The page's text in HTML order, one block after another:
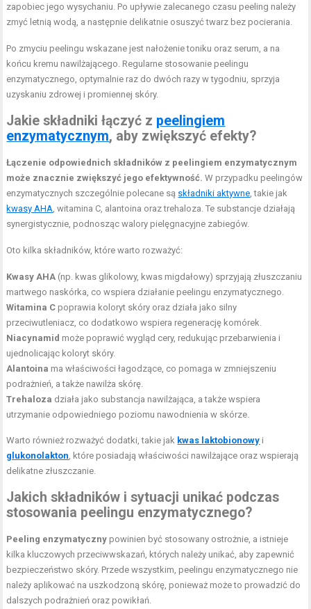
zapobiec jego wysychaniu. Po upływie zalecanego czasu peeling należy
zmyć letnią wodą, a następnie delikatnie osuszyć twarz bez pocierania.
Po zmyciu peelingu wskazane jest nałożenie toniku oraz serum, a na
końcu kremu nawilżającego. Regularne stosowanie peelingu
enzymatycznego, optymalnie raz do dwóch razy w tygodniu, sprzyja
uzyskaniu zdrowej i promiennej skóry.
Jakie składniki łączyć z peelingiem
enzymatycznym, aby zwiększyć efekty?
Łączenie odpowiednich składników z peelingiem enzymatycznym
może znacznie zwiększyć jego efektywność. W przypadku peelingów
enzymatycznych szczególnie polecane są składniki aktywne , takie jak
kwasy AHA , witamina C, alantoina oraz trehaloza. Te substancje działają
synergistycznie, podnosząc walory pielęgnacyjne zabiegów.
Oto kilka składników, które warto rozważyć:
Kwasy AHA (np. kwas glikolowy, kwas migdałowy) sprzyjają złuszczaniu
martwego naskórka, co wspiera działanie peelingu enzymatycznego.
Witamina C poprawia koloryt skóry oraz działa jako silny
przeciwutleniacz, co dodatkowo wspiera regenerację komórek.
Niacynamid może poprawić wygląd cery, redukując przebarwienia i
ujednolicając koloryt skóry.
Alantoina ma właściwości łagodzące, co pomaga w zmniejszeniu
podrażnień, a także nawilża skórę.
Trehaloza działa jako substancja nawilżająca, a także wspiera
utrzymanie odpowiedniego poziomu nawodnienia w skórze.
Warto również rozważyć dodatki, takie jak kwas laktobionowy i
glukonolakton , które posiadają właściwości nawilżające oraz wspierają
delikatne złuszczanie.
Jakich składników i sytuacji unikać podczas
stosowania peelingu enzymatycznego?
Peeling enzymatyczny powinien być stosowany ostrożnie, a istnieje
kilka kluczowych przeciwwskazań, których należy unikać, aby zapewnić
bezpieczeństwo skóry. Przede wszystkim, peelingu enzymatycznego nie
należy aplikować na uszkodzoną skórę, ponieważ może to prowadzić do
dalszych podrażnień oraz powikłań.